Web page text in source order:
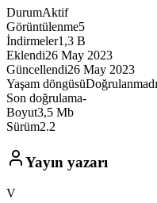
DurumAktif
Görüntülenme5
İndirmeler1,3 B
Eklendi26 May 2023
Güncellendi26 May 2023
Yaşam döngüsüDoğrulanmadı
Son doğrulama-
Boyut3,5 Mb
Sürüm2.2
Yayın yazarı
V